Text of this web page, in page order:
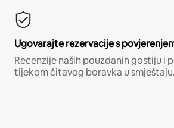
Ugovarajte rezervacije s
Recenzije naših pouzdanih gostiju i
tijekom čitavog boravka u smještaju.